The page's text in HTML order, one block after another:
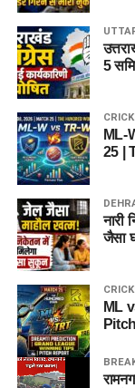
5
ML-
25 |
नारी
जैसा
ML